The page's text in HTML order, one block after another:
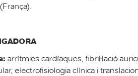
arrítmies cardíaques, fibril·lació
electrofisiologia clínica i